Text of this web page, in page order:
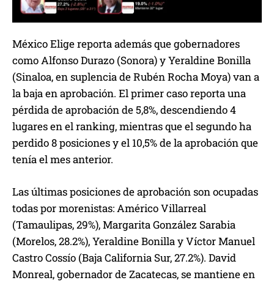
México Elige reporta además que gobernadores
como Alfonso Durazo (Sonora) y Yeraldine Bonilla
(Sinaloa, en suplencia de Rubén Rocha Moya) van a
la baja en aprobación. El primer caso reporta una
pérdida de aprobación de 5,8%, descendiendo 4
lugares en el ranking, mientras que el segundo ha
perdido 8 posiciones y el 10,5% de la aprobación que
tenía el mes anterior.
Las últimas posiciones de aprobación son ocupadas
todas por morenistas: Américo Villarreal
(Tamaulipas, 29%), Margarita González Sarabia
(Morelos, 28.2%), Yeraldine Bonilla y Víctor Manuel
Castro Cossío (Baja California Sur, 27.2%). David
Monreal, gobernador de Zacatecas, se mantiene en